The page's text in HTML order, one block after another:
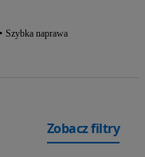
Szybka naprawa
Zobacz filtry